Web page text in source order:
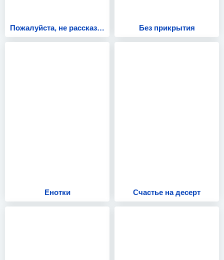
Пожалуйста, не рассказывай! Без прикрытия
Енотки Счастье на десерт